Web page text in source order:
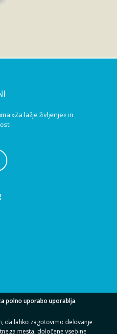
»Za lažje življenje« in
polno uporabo uporablja
da lahko zagotovimo delovanje
mesta, določene vsebine